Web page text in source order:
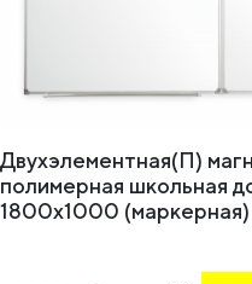
Двухэлементная(П)
полимерная школьная
1800х1000 (маркерная)